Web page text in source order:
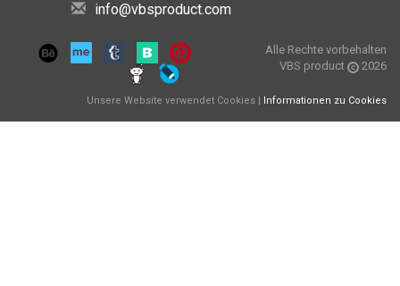
info@vbsproduct.com
Alle Rechte vorbehalten
VBS product
2026
Unsere Website verwendet Cookies | Informationen zu Cookies